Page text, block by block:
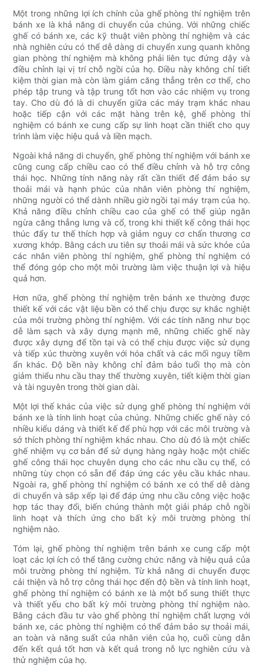
Một trong những lợi ích chính của ghế phòng thí nghiệm trên
bánh xe là khả năng di chuyển của chúng. Với những chiếc
ghế có bánh xe, các kỹ thuật viên phòng thí nghiệm và các
nhà nghiên cứu có thể dễ dàng di chuyển xung quanh không
gian phòng thí nghiệm mà không phải liên tục đứng dậy và
điều chỉnh lại vị trí chỗ ngồi của họ. Điều này không chỉ tiết
kiệm thời gian mà còn làm giảm căng thẳng trên cơ thể, cho
phép tập trung và tập trung tốt hơn vào các nhiệm vụ trong
tay. Cho dù đó là di chuyển giữa các máy trạm khác nhau
hoặc tiếp cận với các mặt hàng trên kệ, ghế phòng thí
nghiệm có bánh xe cung cấp sự linh hoạt cần thiết cho quy
trình làm việc hiệu quả và liền mạch.
Ngoài khả năng di chuyển, ghế phòng thí nghiệm với bánh xe
cũng cung cấp chiều cao có thể điều chỉnh và hỗ trợ công
thái học. Những tính năng này rất cần thiết để đảm bảo sự
thoải mái và hạnh phúc của nhân viên phòng thí nghiệm,
những người có thể dành nhiều giờ ngồi tại máy trạm của họ.
Khả năng điều chỉnh chiều cao của ghế có thể giúp ngăn
ngừa căng thẳng lưng và cổ, trong khi thiết kế công thái học
thúc đẩy tư thế thích hợp và giảm nguy cơ chấn thương cơ
xương khớp. Bằng cách ưu tiên sự thoải mái và sức khỏe của
các nhân viên phòng thí nghiệm, ghế phòng thí nghiệm có
thể đóng góp cho một môi trường làm việc thuận lợi và hiệu
quả hơn.
Hơn nữa, ghế phòng thí nghiệm trên bánh xe thường được
thiết kế với các vật liệu bền có thể chịu được sự khắc nghiệt
của môi trường phòng thí nghiệm. Với các tính năng như bọc
dễ làm sạch và xây dựng mạnh mẽ, những chiếc ghế này
được xây dựng để tồn tại và có thể chịu được việc sử dụng
và tiếp xúc thường xuyên với hóa chất và các mối nguy tiềm
ẩn khác. Độ bền này không chỉ đảm bảo tuổi thọ mà còn
giảm thiểu nhu cầu thay thế thường xuyên, tiết kiệm thời gian
và tài nguyên trong thời gian dài.
Một lợi thế khác của việc sử dụng ghế phòng thí nghiệm với
bánh xe là tính linh hoạt của chúng. Những chiếc ghế này có
nhiều kiểu dáng và thiết kế để phù hợp với các môi trường và
sở thích phòng thí nghiệm khác nhau. Cho dù đó là một chiếc
ghế nhiệm vụ cơ bản để sử dụng hàng ngày hoặc một chiếc
ghế công thái học chuyên dụng cho các nhu cầu cụ thể, có
những tùy chọn có sẵn để đáp ứng các yêu cầu khác nhau.
Ngoài ra, ghế phòng thí nghiệm có bánh xe có thể dễ dàng
di chuyển và sắp xếp lại để đáp ứng nhu cầu công việc hoặc
hợp tác thay đổi, biến chúng thành một giải pháp chỗ ngồi
linh hoạt và thích ứng cho bất kỳ môi trường phòng thí
nghiệm nào.
Tóm lại, ghế phòng thí nghiệm trên bánh xe cung cấp một
loạt các lợi ích có thể tăng cường chức năng và hiệu quả của
môi trường phòng thí nghiệm. Từ khả năng di chuyển được
cải thiện và hỗ trợ công thái học đến độ bền và tính linh hoạt,
ghế phòng thí nghiệm có bánh xe là một bổ sung thiết thực
và thiết yếu cho bất kỳ môi trường phòng thí nghiệm nào.
Bằng cách đầu tư vào ghế phòng thí nghiệm chất lượng với
bánh xe, các phòng thí nghiệm có thể đảm bảo sự thoải mái,
an toàn và năng suất của nhân viên của họ, cuối cùng dẫn
đến kết quả tốt hơn và kết quả trong nỗ lực nghiên cứu và
thử nghiệm của họ.